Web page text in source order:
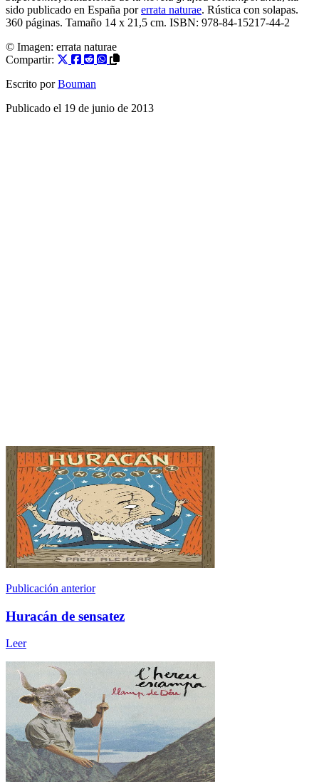
sido publicado en España porerrata naturae. Rústica con solapas.
360 páginas. Tamaño 14 x 21,5 cm. ISBN: 978-84-15217-44-2
© Imagen: errata naturae
Compartir:
Escrito por Bouman
Publicado el 19 de junio de 2013
Publicación anterior
Huracán de sensatez
Leer